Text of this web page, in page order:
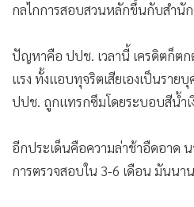
กลไกการสอบสวนหลักขึ้นกับสำนั
ปัญหาคือ ปปช. เวลานี้ เครดิตก็ตก
แรง ทั้งแอบทุจริตเสียเองเป็นราย
ปปช. ถูกแทรกซึมโดยระบอบสีน้ำเ
อีกประเด็นคือความล่าช้าอืดอาด
การตรวจสอบใน 3-6 เดือน มันนา